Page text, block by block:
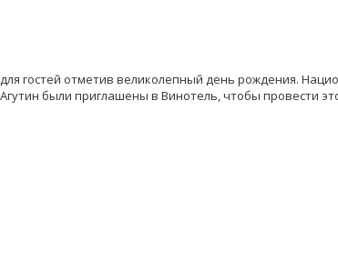
гостей отметив великолепный день рождения.
были приглашены в Винотель, чтобы провести